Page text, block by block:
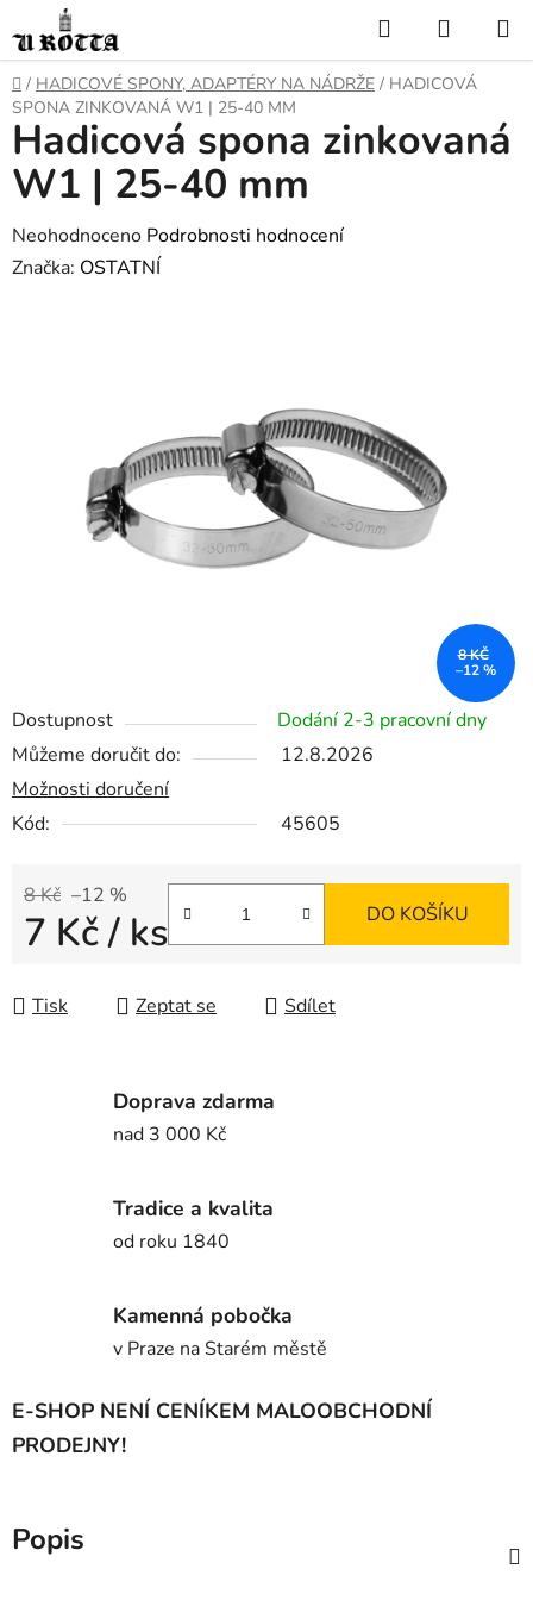
na
obsah
Hledat
KOŠÍK
DOMŮ
/ HADICOVÉ SPONY, ADAPTÉRY NA NÁDRŽE / HADICOVÁ
SPONA ZINKOVANÁ W1 | 25-40 MM
Dostupnost
Dodání 2-3 pracovní dny
Můžeme doručit do:
12.8.2026
Možnosti doručení
Kód:
45605
8 Kč –12 %
7 Kč/ ks DO KOŠÍKU
Tisk Zeptat se Sdílet
Hadicová spona zinkovaná
W1 | 25-40 mm
Průměrné
hodnocení
Neohodnoceno Podrobnosti hodnocení
Značka: OSTATNÍ
8 KČ
–12 %
Doprava zdarma
nad 3 000 Kč
Tradice a kvalita
od roku 1840
Kamenná pobočka
v Praze na Starém městě
E-SHOP NENÍ CENÍKEM MALOOBCHODNÍ
PRODEJNY!
Popis